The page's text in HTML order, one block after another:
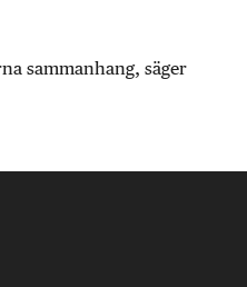
sammanhang, säger